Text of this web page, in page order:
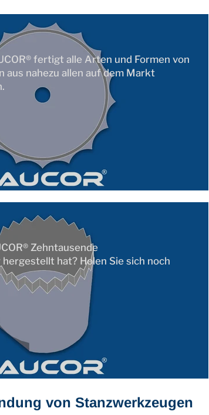
fertigt alle Arten und Formen von
aus nahezu allen auf dem Markt
Zehntausende
hat? Holen Sie sich noch
von Stanzwerkzeugen